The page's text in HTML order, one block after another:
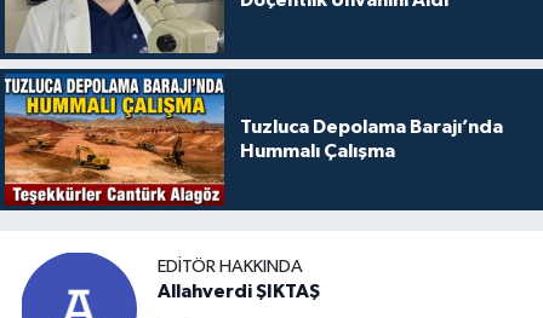
Tuzluca Depolama Barajı’nda
Hummalı Çalışma
EDITÖR HAKKINDA
Allahverdi ŞIKTAŞ